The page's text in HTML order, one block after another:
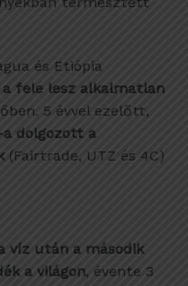
és Etiópia
a fele lesz alkalmatlan
5 évvel ezelőtt,
dolgozott a
(Fairtrade, UTZ és 4C)
víz után a második
a világon, évente 3